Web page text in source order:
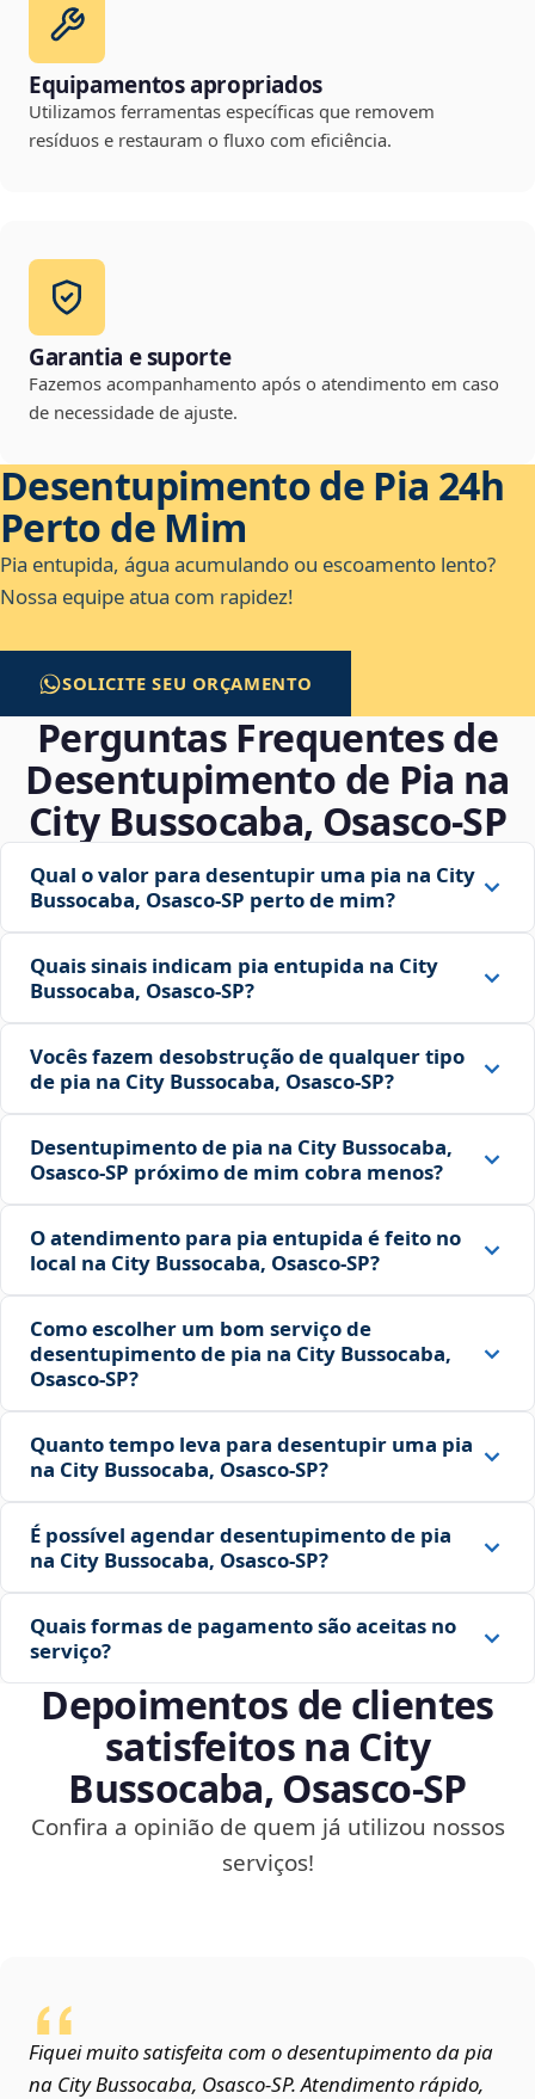
Equipamentos apropriados
Utilizamos ferramentas específicas que removem
resíduos e restauram o fluxo com eficiência.
Garantia e suporte
Fazemos acompanhamento após o atendimento em caso
de necessidade de ajuste.
Desentupimento de Pia 24h
Perto de Mim
Pia entupida, água acumulando ou escoamento lento?
Nossa equipe atua com rapidez!
SOLICITE SEU ORÇAMENTO
Perguntas Frequentes de
Desentupimento de Pia na
City Bussocaba, Osasco‑SP
Qual o valor para desentupir uma pia na City
Bussocaba, Osasco‑SP perto de mim?
Quais sinais indicam pia entupida na City
Bussocaba, Osasco‑SP?
Vocês fazem desobstrução de qualquer tipo
de pia na City Bussocaba, Osasco‑SP?
Desentupimento de pia na City Bussocaba,
Osasco‑SP próximo de mim cobra menos?
O atendimento para pia entupida é feito no
local na City Bussocaba, Osasco‑SP?
Como escolher um bom serviço de
desentupimento de pia na City Bussocaba,
Osasco‑SP?
Quanto tempo leva para desentupir uma pia
na City Bussocaba, Osasco‑SP?
É possível agendar desentupimento de pia
na City Bussocaba, Osasco‑SP?
Quais formas de pagamento são aceitas no
serviço?
Depoimentos de clientes
satisfeitos na City
Bussocaba, Osasco‑SP
Confira a opinião de quem já utilizou nossos
serviços!
Fiquei muito satisfeita com o desentupimento da pia
na City Bussocaba, Osasco‑SP. Atendimento rápido,